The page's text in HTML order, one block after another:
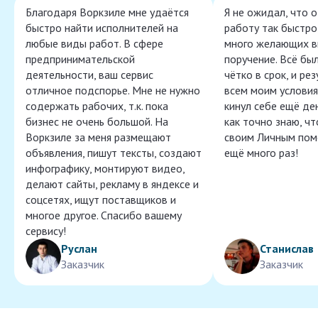
Благодаря Воркзиле мне удаётся
быстро найти исполнителей на
любые виды работ. В сфере
предпринимательской
деятельности, ваш сервис
отличное подспорье. Мне не нужно
содержать рабочих, т.к. пока
бизнес не очень большой. На
Воркзиле за меня размещают
объявления, пишут тексты, создают
инфографику, монтируют видео,
делают сайты, рекламу в яндексе и
соцсетях, ищут поставщиков и
многое другое. Спасибо вашему
сервису!
Руслан
Заказчик
Я не ожидал, что
работу так
много желающих
поручение. Всё
чётко в срок, и
всем моим
кинул себе ещё
как точно знаю,
своим Личным
ещё много раз!
Станислав
Заказчик